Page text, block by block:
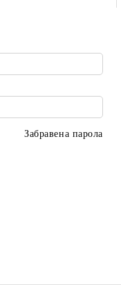
Забравена парола